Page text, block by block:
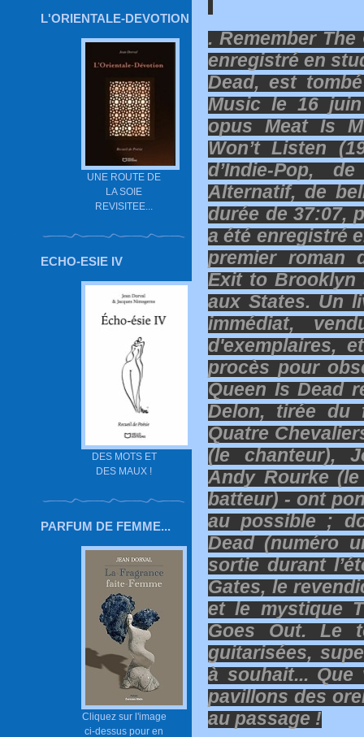
L'ORIENTALE-DEVOTION
UNE ROUTE DE
LA SOIE
REVISITEE...
ECHO-ESIE IV
DES MOTS ET
DES MAUX !
PARFUM DE FEMME...
Cliquez sur l'image
ci-dessus pour en
. Remember
enregistré en
Dead, est
Music le 16
opus Meat Is
Won’t Listen
d’Indie-Pop,
Alternatif, de
durée de 37:07,
a été enregistré
premier roman
Exit to Brooklyn
aux States. Un
immédiat,
d'exemplaires,
procès pour
Queen Is Dead
Delon, tirée du
Quatre
(le chanteur),
Andy Rourke
batteur) - ont
au possible ;
Dead (numéro
sortie durant
Gates, le
et le mystique
Goes Out. Le
guitarisées,
à souhait...
pavillons des
au passage !